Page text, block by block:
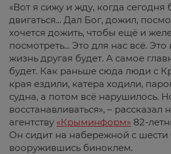
«Вот я сижу и жду, когда сегодня
двигаться... Дал Бог, дожил,
хочется дожить, чтобы ещё и
посмотреть... Это для нас всё.
жизнь другая будет. А самое
будет. Как раньше сюда люди с
края ездили, катера ходили,
судна, а потом всё нарушилось.
восстанавливаться», – рассказал
агентству «Крыминформ» 82-
Он сидит на набережной с шести
вооружившись биноклем.